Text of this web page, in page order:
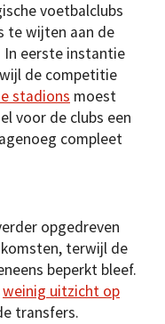
voetbalclubs
te wijten aan de
In eerste instantie
de competitie
stadions moest
voor de clubs een
compleet
opgedreven
terwijl de
beperkt bleef.
weinig uitzicht op
transfers.